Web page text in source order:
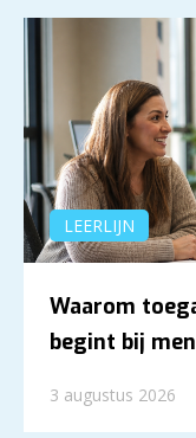
LEERLIJN
Waarom
begint bij
3 augustus 2026